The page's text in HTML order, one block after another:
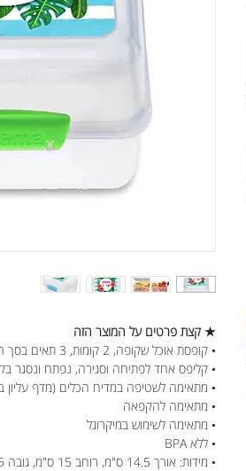
★ קצת פרטים על המוצר הזה
• קופסת אוכל שקופה, 2 קומות, 3 תאים בסך הכל- תא אחד גדול ועוד שני תאים קטנים.
• קליפס אחד לפתיחה וסגירה, נפתח ונסגר
• מתאימה לשטיפה במדיח הכלים (מדף עליון
• מתאימה להקפאה
• מתאימה לשימוש במיקרוגל
• ללא BPA
• מידות: אורך 14.5 ס"מ, רוחב 15 ס"מ, גובה 9.5 ס"מ